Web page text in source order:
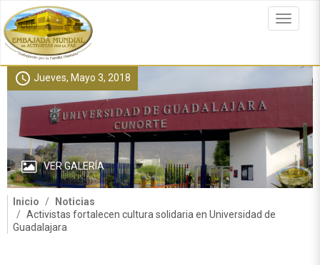
al
contenido
principal
Toggle
schedule Jueves, Mayo 3, 2018
VER GALERÍA
Inicio
Noticias
Activistas fortalecen cultura solidaria en Universidad de
Guadalajara